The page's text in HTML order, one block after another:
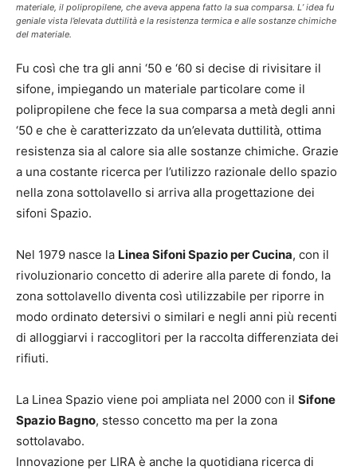
materiale, il polipropilene, che aveva appena fatto la sua comparsa. L’ idea fu
geniale vista l’elevata duttilità e la resistenza termica e alle sostanze chimiche
del materiale.
Fu così che tra gli anni ‘50 e ‘60 si decise di rivisitare il
sifone, impiegando un materiale particolare come il
polipropilene che fece la sua comparsa a metà degli anni
‘50 e che è caratterizzato da un’elevata duttilità, ottima
resistenza sia al calore sia alle sostanze chimiche. Grazie
a una costante ricerca per l’utilizzo razionale dello spazio
nella zona sottolavello si arriva alla progettazione dei
sifoni Spazio.
Nel 1979 nasce la Linea Sifoni Spazio per Cucina, con il
rivoluzionario concetto di aderire alla parete di fondo, la
zona sottolavello diventa così utilizzabile per riporre in
modo ordinato detersivi o similari e negli anni più recenti
di alloggiarvi i raccoglitori per la raccolta differenziata dei
rifiuti.
La Linea Spazio viene poi ampliata nel 2000 con il Sifone
Spazio Bagno, stesso concetto ma per la zona
sottolavabo.
Innovazione per LIRA è anche la quotidiana ricerca di